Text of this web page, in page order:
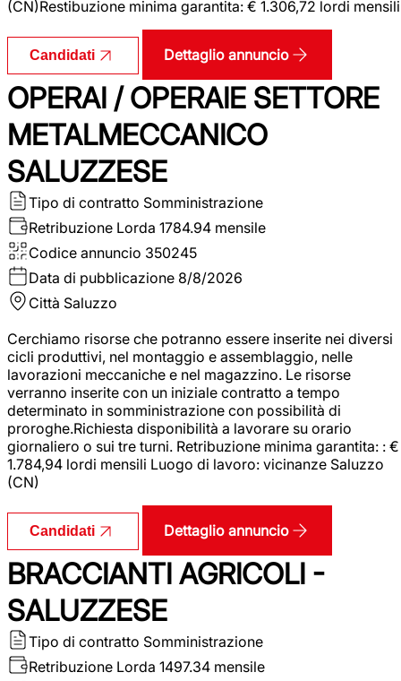
(CN)Restibuzione minima garantita: € 1.306,72 lordi mensili
Candidati Dettaglio annuncio
OPERAI / OPERAIE SETTORE
METALMECCANICO
SALUZZESE
Tipo di contratto Somministrazione
Retribuzione Lorda 1784.94 mensile
Codice annuncio 350245
Data di pubblicazione 8/8/2026
Città Saluzzo
Cerchiamo risorse che potranno essere inserite nei diversi
cicli produttivi, nel montaggio e assemblaggio, nelle
lavorazioni meccaniche e nel magazzino. Le risorse
verranno inserite con un iniziale contratto a tempo
determinato in somministrazione con possibilità di
proroghe.Richiesta disponibilità a lavorare su orario
giornaliero o sui tre turni. Retribuzione minima garantita: : €
1.784,94 lordi mensili Luogo di lavoro: vicinanze Saluzzo
(CN)
Candidati Dettaglio annuncio
BRACCIANTI AGRICOLI -
SALUZZESE
Tipo di contratto Somministrazione
Retribuzione Lorda 1497.34 mensile